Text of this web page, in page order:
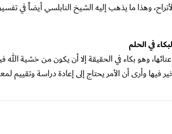
وهذا ما يذهب إليه الشيخ النابلسي أيضاً في
في الحلم
وهو بكاء في الحقيقة إلا أن يكون من خشية
فيها وأرى أن الأمر يحتاج إلى إعادة دراسة وتقييم